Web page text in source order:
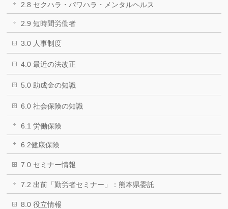
2.8 セクハラ・パワハラ・メンタルヘルス
2.9 短時間労働者
3.0 人事制度
4.0 最近の法改正
5.0 助成金の知識
6.0 社会保険の知識
6.1 労働保険
6.2健康保険
7.0 セミナー情報
7.2 出前「勤労者セミナー」：熊本県委託
8.0 役立情報